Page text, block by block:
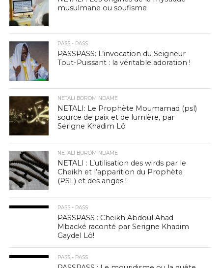
musulmane ou soufisme
PASS - PASS
PASSPASS: L’invocation du Seigneur
Tout-Puissant : la véritable adoration !
NETALI BOROM NDAME
NETALI: Le Prophète Moumamad (psl)
source de paix et de lumière, par
Serigne Khadim Lô
NETALI BOROM NDAME
NETALI : L’utilisation des wirds par le
Cheikh et l’apparition du Prophète
(PSL) et des anges !
PASS - PASS
PASSPASS : Cheikh Abdoul Ahad
Mbacké raconté par Serigne Khadim
Gaydel Lô!
PASS - PASS